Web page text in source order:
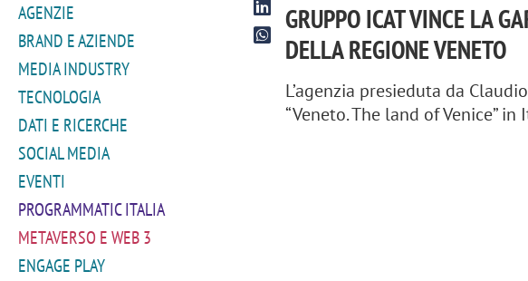
AGENZIE
BRAND E AZIENDE
MEDIA INDUSTRY
TECNOLOGIA
DATI E RICERCHE
SOCIAL MEDIA
EVENTI
PROGRAMMATIC ITALIA
METAVERSO E WEB 3
ENGAGE PLAY
GRUPPO ICAT VINCE LA
DELLA REGIONE VENETO
L’agenzia presieduta da
“Veneto. The land of Venice” in